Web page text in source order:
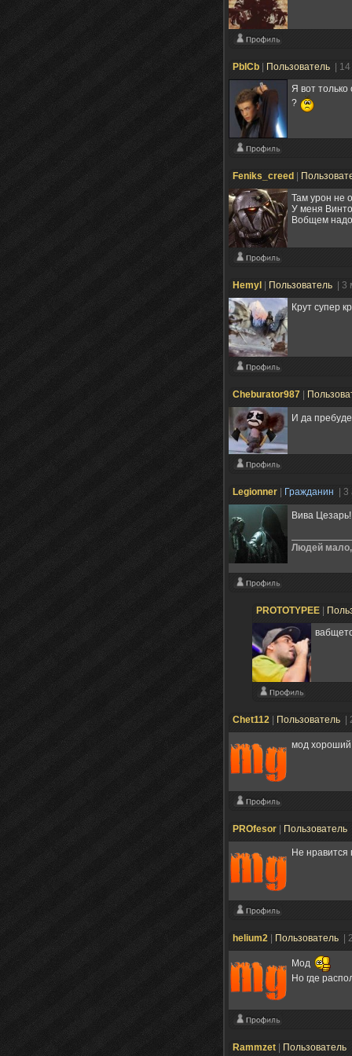
PbICb Пользователь
|
Я вот только
?
Feniks_creed
Там урон не
У меня
Вобщем
Hemyl Пользователь
|
Крут супер
Cheburator987
И да
Legionner Гражданин |
Вива
Людей мало,
PROTOTYPEE
Chet112 Пользователь
мод хороший
PROfesor Пользователь
Не
helium2 Пользователь |
Мод
Но где
Rammzet Пользователь